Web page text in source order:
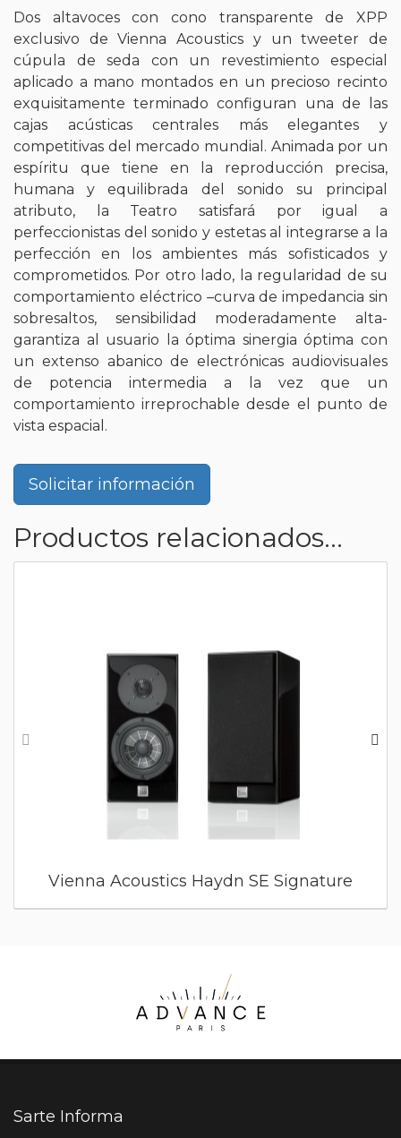
Dos altavoces con cono transparente de XPP
exclusivo de Vienna Acoustics y un tweeter de
cúpula de seda con un revestimiento especial
aplicado a mano montados en un precioso recinto
exquisitamente terminado configuran una de las
cajas acústicas centrales más elegantes y
competitivas del mercado mundial. Animada por un
espíritu que tiene en la reproducción precisa,
humana y equilibrada del sonido su principal
atributo, la Teatro satisfará por igual a
perfeccionistas del sonido y estetas al integrarse a la
perfección en los ambientes más sofisticados y
comprometidos. Por otro lado, la regularidad de su
comportamiento eléctrico –curva de impedancia sin
sobresaltos, sensibilidad moderadamente alta-
garantiza al usuario la óptima sinergia óptima con
un extenso abanico de electrónicas audiovisuales
de potencia intermedia a la vez que un
comportamiento irreprochable desde el punto de
vista espacial.
Solicitar información
Productos relacionados...
Vienna Acoustics Haydn SE Signature
Sarte Informa